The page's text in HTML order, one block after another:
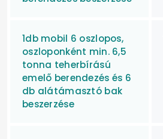
1db mobil 6 oszlopos,
oszloponként min. 6,5
tonna teherbírású
emelő berendezés és 6
db alátámasztó bak
beszerzése